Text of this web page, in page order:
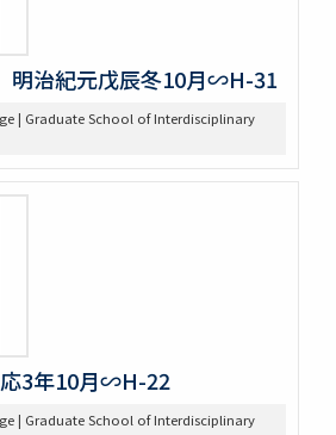
治紀元戊辰冬10月∽H-31
| Graduate School of Interdisciplinary
3年10月∽H-22
| Graduate School of Interdisciplinary